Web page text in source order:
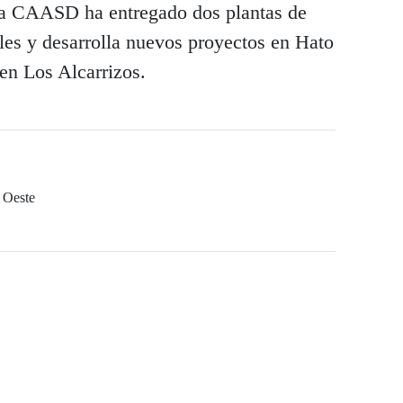
ha entregado dos plantas de
y desarrolla nuevos proyectos en Hato
Los Alcarrizos.